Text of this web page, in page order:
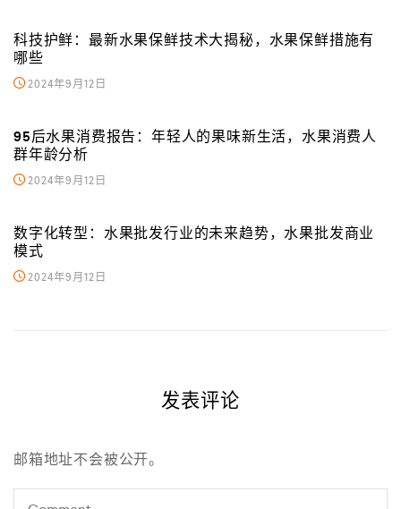
科技护鲜：最新水果保鲜技术大揭秘，水果保鲜措施有
哪些
2024年9月12日
95后水果消费报告：年轻人的果味新生活，水果消费人
群年龄分析
2024年9月12日
数字化转型：水果批发行业的未来趋势，水果批发商业
模式
2024年9月12日
发表评论
邮箱地址不会被公开。